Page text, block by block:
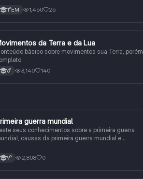
1°EM 1,460 26
Geografia da Terra e da Lua
básico sobre movimentos sua Terra, porém
6° 3,140 140
História guerra mundial
seus conhecimentos sobre a primeira guerra
causas da primeira guerra mundial e
primeira guerra mundial
9° 2,808 0